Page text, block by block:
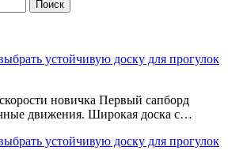
устойчивую доску для прогулок
новичка Первый сапборд
движения. Широкая доска с…
устойчивую доску для прогулок